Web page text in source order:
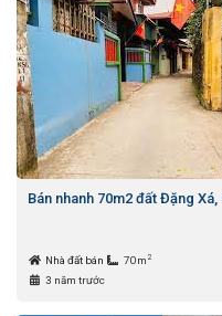
Bán nhanh 70m2 đất Đặng
Nhà đất bán 70m 2
3 năm trước